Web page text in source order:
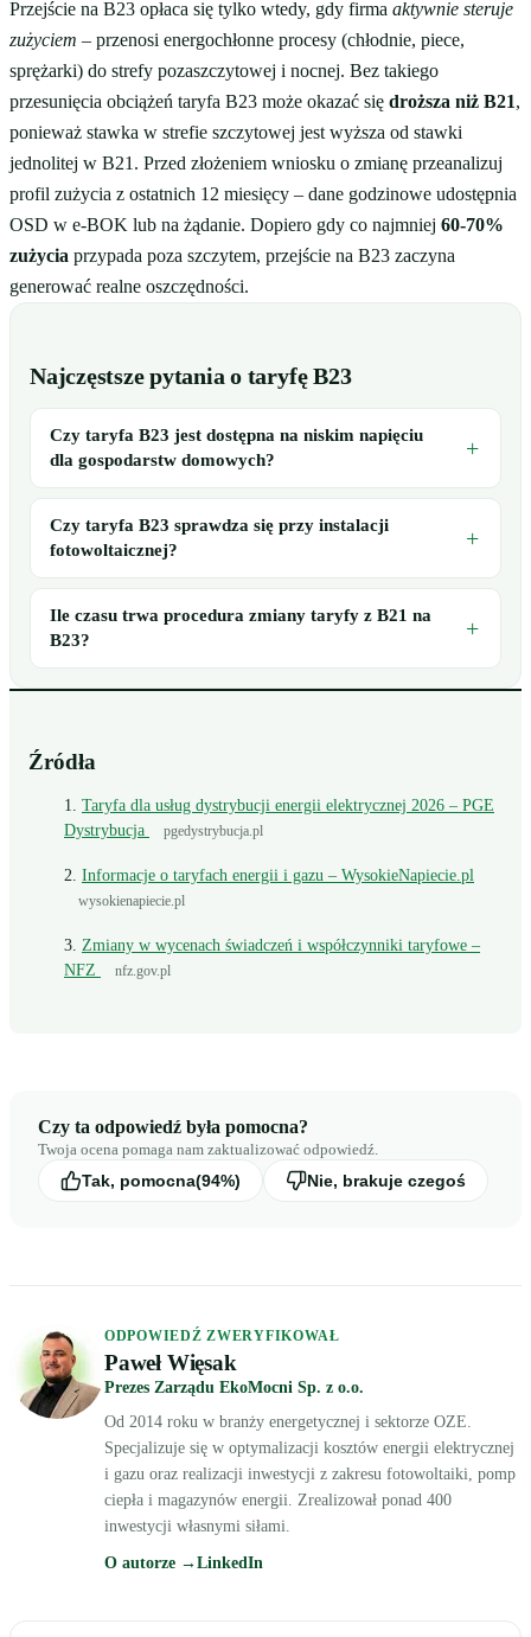
Przejście na B23 opłaca się tylko wtedy, gdy firma aktywnie steruje
zużyciem – przenosi energochłonne procesy (chłodnie, piece,
sprężarki) do strefy pozaszczytowej i nocnej. Bez takiego
przesunięcia obciążeń taryfa B23 może okazać się droższa niż B21,
ponieważ stawka w strefie szczytowej jest wyższa od stawki
jednolitej w B21. Przed złożeniem wniosku o zmianę przeanalizuj
profil zużycia z ostatnich 12 miesięcy – dane godzinowe udostępnia
OSD w e-BOK lub na żądanie. Dopiero gdy co najmniej 60-70%
zużycia przypada poza szczytem, przejście na B23 zaczyna
generować realne oszczędności.
Najczęstsze pytania o taryfę B23
Czy taryfa B23 jest dostępna na niskim napięciu
dla gospodarstw domowych?
Czy taryfa B23 sprawdza się przy instalacji
fotowoltaicznej?
Ile czasu trwa procedura zmiany taryfy z B21 na
B23?
Źródła
Taryfa dla usług dystrybucji energii elektrycznej 2026 – PGE
Dystrybucja
pgedystrybucja.pl
Informacje o taryfach energii i gazu – WysokieNapiecie.pl
wysokienapiecie.pl
Zmiany w wycenach świadczeń i współczynniki taryfowe –
NFZ
nfz.gov.pl
Czy ta odpowiedź była pomocna?
Twoja ocena pomaga nam zaktualizować odpowiedź.
Tak, pomocna(94%) Nie, brakuje czegoś
ODPOWIEDŹ ZWERYFIKOWAŁ
Paweł Więsak
Prezes Zarządu EkoMocni Sp. z o.o.
Od 2014 roku w branży energetycznej i sektorze OZE.
Specjalizuje się w optymalizacji kosztów energii elektrycznej
i gazu oraz realizacji inwestycji z zakresu fotowoltaiki, pomp
ciepła i magazynów energii. Zrealizował ponad 400
inwestycji własnymi siłami.
O autorze → LinkedIn